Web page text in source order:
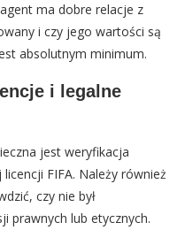
ma dobre relacje z
i czy jego wartości są
absolutnym minimum.
i legalne
jest weryfikacja
FIFA. Należy również
czy nie był
prawnych lub etycznych.